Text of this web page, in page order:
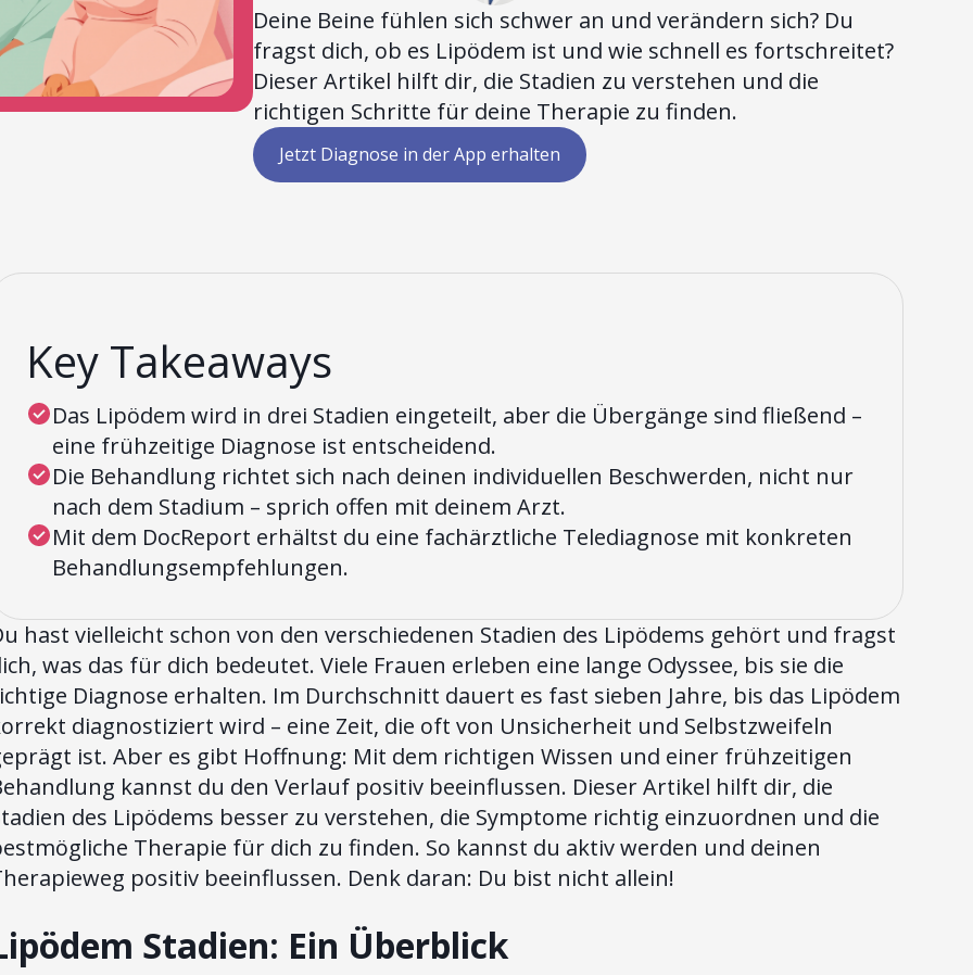
Deine Beine fühlen sich schwer an und verändern sich? Du
fragst dich, ob es Lipödem ist und wie schnell es fortschreitet?
Dieser Artikel hilft dir, die Stadien zu verstehen und die
richtigen Schritte für deine Therapie zu finden.
Jetzt Diagnose in der App erhalten
Key Takeaways
Das Lipödem wird in drei Stadien eingeteilt, aber die Übergänge sind fließend –
eine frühzeitige Diagnose ist entscheidend.
Die Behandlung richtet sich nach deinen individuellen Beschwerden, nicht nur
nach dem Stadium – sprich offen mit deinem Arzt.
Mit dem DocReport erhältst du eine fachärztliche Telediagnose mit konkreten
Behandlungsempfehlungen.
hast vielleicht schon von den verschiedenen Stadien des Lipödems gehört und fragst
was das für dich bedeutet. Viele Frauen erleben eine lange Odyssee, bis sie die
Diagnose erhalten. Im Durchschnitt dauert es fast sieben Jahre, bis das Lipödem
diagnostiziert wird – eine Zeit, die oft von Unsicherheit und Selbstzweifeln
ist. Aber es gibt Hoffnung: Mit dem richtigen Wissen und einer frühzeitigen
kannst du den Verlauf positiv beeinflussen. Dieser Artikel hilft dir, die
des Lipödems besser zu verstehen, die Symptome richtig einzuordnen und die
Therapie für dich zu finden. So kannst du aktiv werden und deinen
positiv beeinflussen. Denk daran: Du bist nicht allein!
Stadien: Ein Überblick